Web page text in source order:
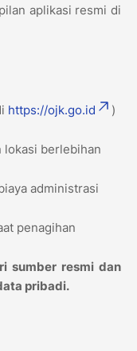
aplikasi resmi di
https://ojk.go.id )
lokasi berlebihan
administrasi
penagihan
sumber resmi dan
pribadi.